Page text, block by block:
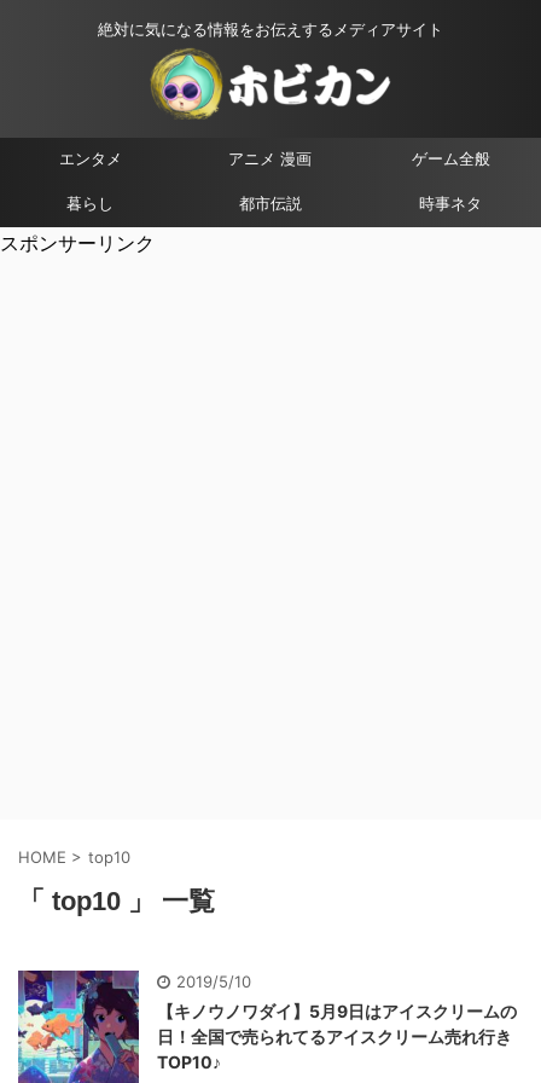
絶対に気になる情報をお伝えするメディアサイト
エンタメ アニメ 漫画 ゲーム全般
暮らし 都市伝説 時事ネタ
スポンサーリンク
HOME > top10
「 top10 」 一覧
2019/5/10
【キノウノワダイ】5月9日はアイスクリームの
日！全国で売られてるアイスクリーム売れ行き
TOP10♪